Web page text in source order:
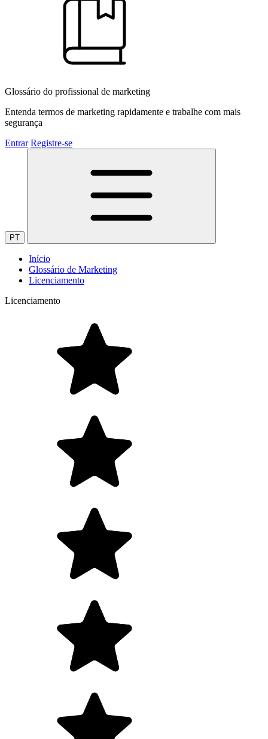
Glossário do profissional de marketing
Entenda termos de marketing rapidamente e trabalhe com mais
segurança
Entrar Registre-se
PT
Início
Glossário de Marketing
Licenciamento
Licenciamento